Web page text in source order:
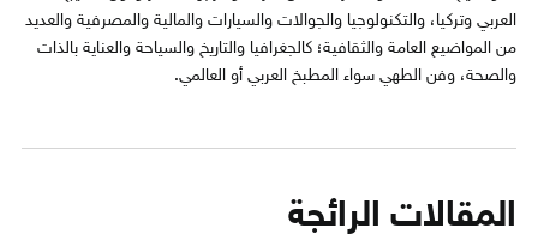
العربي وتركيا، والتكنولوجيا والجوالات والسيارات والمالية والمصرفية والعديد
من المواضيع العامة والثقافية؛ كالجغرافيا والتاريخ والسياحة والعناية بالذات
والصحة، وفن الطهي سواء المطبخ العربي أو العالمي.
المقالات الرائجة